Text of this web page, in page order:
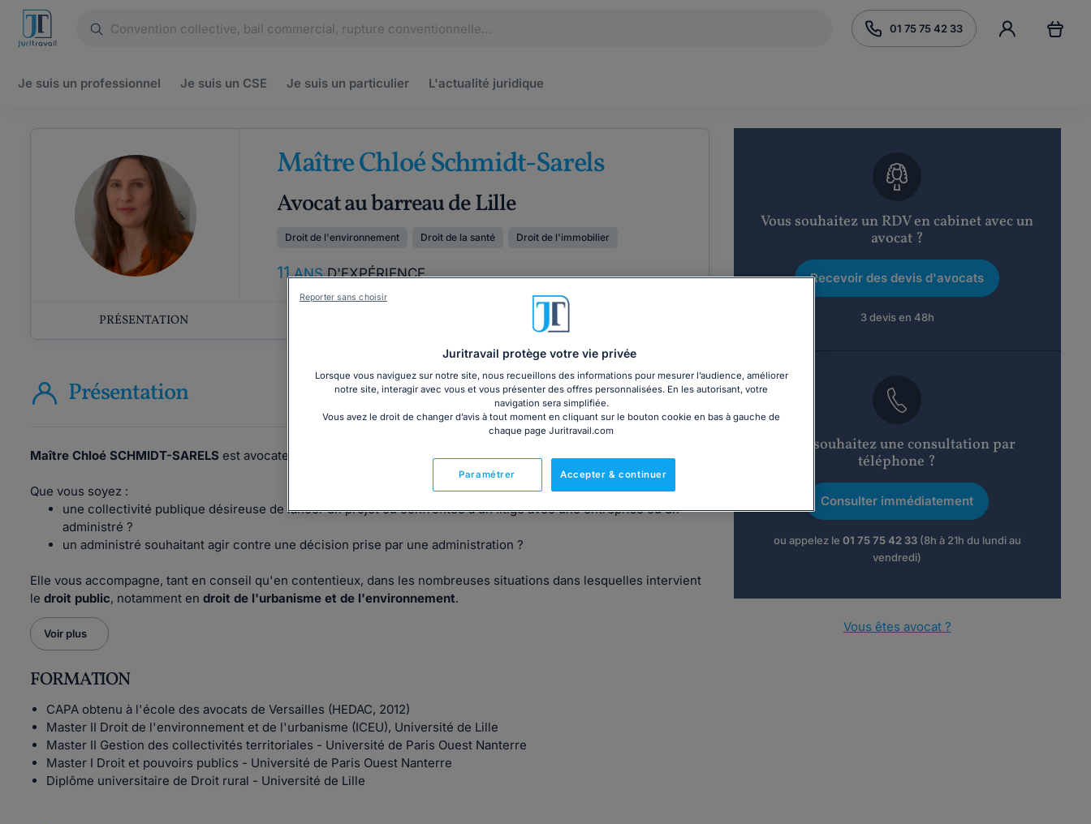
01 75 75 42 33
Je suis un professionnel Je suis un CSE Je suis un particulier L'actualité juridique
Maître Chloé Schmidt-Sarels
Avocat au barreau de Lille
Droit de l'environnement Droit de la santé Droit de l'immobilier
11ANSD'EXPÉRIENCE
PRÉSENTATION COORDONNÉES
Présentation
Maître Chloé SCHMIDT-SARELS est avocate au barreau de Lille depuis 2015.
Que vous soyez :
une collectivité publique désireuse de lancer un projet ou confrontée à un litige avec une entreprise ou un
administré ?
un administré souhaitant agir contre une décision prise par une administration ?
Elle vous accompagne, tant en conseil qu'en contentieux, dans les nombreuses situations dans lesquelles intervient
le droit public, notamment en droit de l'urbanisme et de l'environnement.
Voir plus
FORMATION
CAPA obtenu à l'école des avocats de Versailles (HEDAC, 2012)
Master II Droit de l'environnement et de l'urbanisme (ICEU), Université de Lille
Master II Gestion des collectivités territoriales - Université de Paris Ouest Nanterre
Master I Droit et pouvoirs publics - Université de Paris Ouest Nanterre
Diplôme universitaire de Droit rural - Université de Lille
Vous souhaitez un RDV en cabinet avec un
avocat ?
Recevoir des devis d'avocats
3 devis en 48h
Vous souhaitez une consultation par
téléphone ?
Consulter immédiatement
ou appelez le 01 75 75 42 33(8h à 21h du lundi au
vendredi)
Vous êtes avocat ?
Juritravail protège votre vie privée
Lorsque vous naviguez sur notre site, nous recueillons des informations pour mesurer l’audience, améliorer
notre site, interagir avec vous et vous présenter des offres personnalisées. En les autorisant, votre
navigation sera simplifiée.
Vous avez le droit de changer d’avis à tout moment en cliquant sur le bouton cookie en bas à gauche de
chaque page Juritravail.com
Accepter & continuer
Paramétrer
Reporter sans choisir